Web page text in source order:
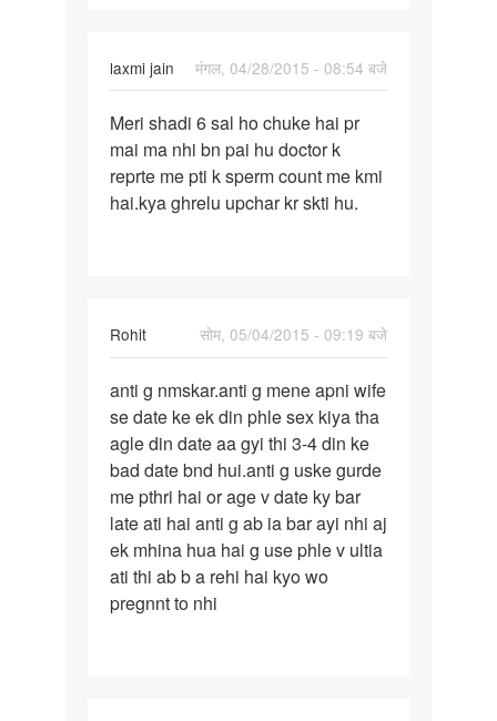
laxmi jain
मंगल, 04/28/2015 - 08:54 बजे
Meri
shadi
6
sal
Meri shadi 6 sal ho chuke hai pr
mai ma nhi bn pai hu doctor k
reprte me pti k sperm count me kmi
hai.kya ghrelu upchar kr skti hu.
Rohit
सोम, 05/04/2015 - 09:19 बजे
anti
g
nmskar.anti
g
mene
anti g nmskar.anti g mene apni wife
se date ke ek din phle sex kiya tha
agle din date aa gyi thi 3-4 din ke
bad date bnd hui.anti g uske gurde
me pthri hai or age v date ky bar
late ati hai anti g ab ia bar ayi nhi aj
ek mhina hua hai g use phle v ultia
ati thi ab b a rehi hai kyo wo
pregnnt to nhi